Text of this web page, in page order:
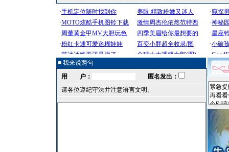
■ 我来说两句
用 户：
匿名发出：
请各位遵纪守法并注意语言文明。